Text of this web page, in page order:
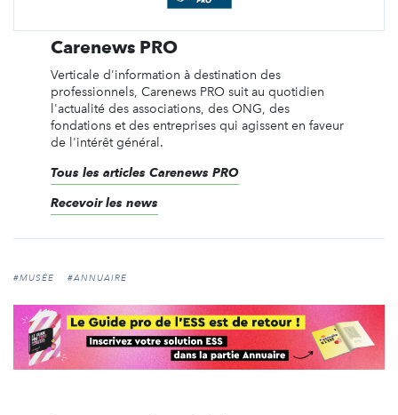
Carenews PRO
Verticale d'information à destination des
professionnels, Carenews PRO suit au quotidien
l'actualité des associations, des ONG, des
fondations et des entreprises qui agissent en faveur
de l'intérêt général.
Tous les articles Carenews PRO
Recevoir les news
#MUSÉE #ANNUAIRE